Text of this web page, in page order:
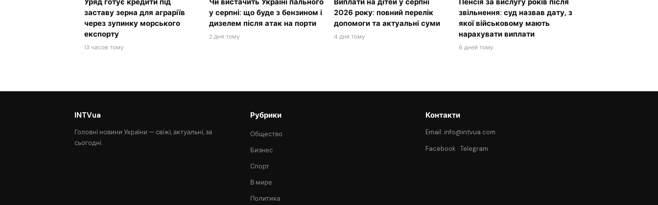
заставу зерна для аграріїв
через зупинку морського
експорту
13 часов тому
у серпні: що буде з бензином і
дизелем після атак на порти
2 дня тому
2026 року: повний перелік
допомоги та актуальні суми
4 дня тому
звільнення: суд назвав дату, з
якої військовому мають
нарахувати виплати
6 дней тому
INTVua
Головні новини України — свіжі, актуальні, за
сьогодні.
Рубрики
Общество
Бизнес
Спорт
В мире
Политика
Контакти
Email: info@intvua.com
Facebook ·Telegram